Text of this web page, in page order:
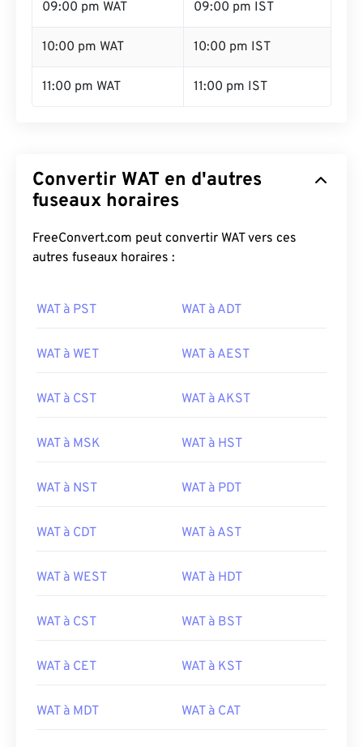
09:00 pm WAT 09:00 pm IST
10:00 pm WAT 10:00 pm IST
11:00 pm WAT 11:00 pm IST
Convertir WAT en d'autres
fuseaux horaires
FreeConvert.com peut convertir WAT vers ces
autres fuseaux horaires :
WAT à PST WAT à ADT
WAT à WET WAT à AEST
WAT à CST WAT à AKST
WAT à MSK WAT à HST
WAT à NST WAT à PDT
WAT à CDT WAT à AST
WAT à WEST WAT à HDT
WAT à CST WAT à BST
WAT à CET WAT à KST
WAT à MDT WAT à CAT